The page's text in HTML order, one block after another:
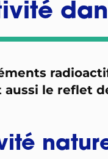
aussi le reflet